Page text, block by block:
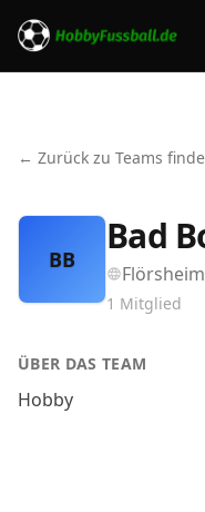
← Zurück zu Teams
BB
Bad
Flörsheim
1 Mitglied
ÜBER DAS TEAM
Hobby